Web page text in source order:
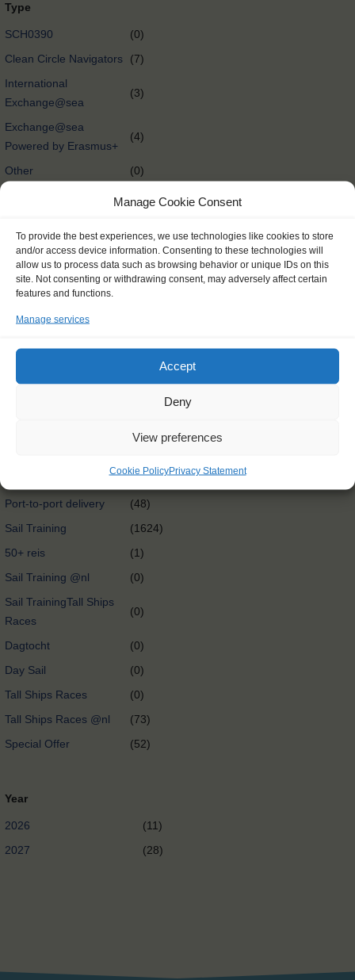
Manage Cookie Consent
To provide the best experiences, we use technologies like cookies to store
and/or access device information. Consenting to these technologies will
allow us to process data such as browsing behavior or unique IDs on this
site. Not consenting or withdrawing consent, may adversely affect certain
features and functions.
Manage services
Accept
Deny
View preferences
Cookie PolicyPrivacy Statement
Type
SCH0390
(0)
Clean Circle Navigators
(7)
International
Exchange@sea
(3)
Exchange@sea
Powered by Erasmus+
(4)
Other
(0)
Rendez-Vous 2017 Tall
Ships Regatta
(65)
Tall Ships Races
Expedition
(174)
(58)
Port-to-port delivery
(48)
Sail Training
(1624)
50+ reis
(1)
Sail Training @nl
(0)
Sail TrainingTall Ships
Races
(0)
Dagtocht
(0)
Day Sail
(0)
Tall Ships Races
(0)
Tall Ships Races @nl
(73)
Special Offer
(52)
Year
2026
(11)
2027
(28)